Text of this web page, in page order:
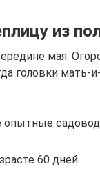
из
мая.
головки мать-
опытные
60 дней.